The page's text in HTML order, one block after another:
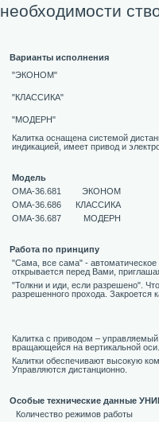
необходимости
Варианты исполнения
"ЭКОНОМ"
"КЛАССИКА"
"МОДЕРН"
Калитка оснащена системой
индикацией, имеет привод и
Модель
OMA-36.681
ЭКОНОМ
OMA-36.686
КЛАССИКА
OMA-36.687
МОДЕРН
Работа по принципу
"Сама, все сама" - автоматическое
открывается перед Вами,
"Толкни и иди, если разрешено".
разрешенного прохода. Закроется
Калитка c приводом –
вращающейся на вертикальной оси.
Калитки обеспечивают высокую
Управляются дистанционно.
Особые технические данные
Количество режимов работы